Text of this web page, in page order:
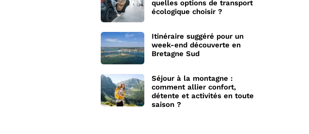
quelles options de transport
écologique choisir ?
Itinéraire suggéré pour un
week-end découverte en
Bretagne Sud
Séjour à la montagne :
comment allier confort,
détente et activités en toute
saison ?